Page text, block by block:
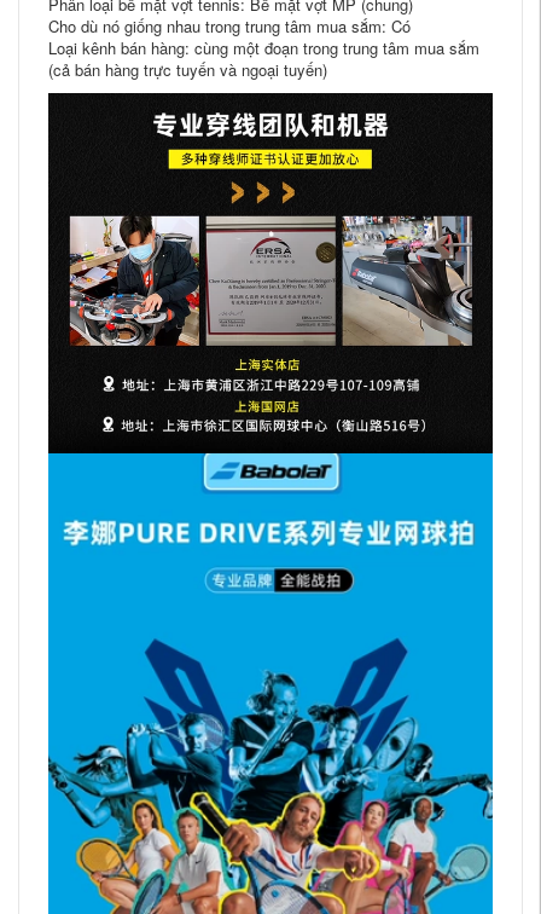
Phân loại bề mặt vợt tennis: Bề mặt vợt MP (chung)
Cho dù nó giống nhau trong trung tâm mua sắm: Có
Loại kênh bán hàng: cùng một đoạn trong trung tâm mua sắm
(cả bán hàng trực tuyến và ngoại tuyến)